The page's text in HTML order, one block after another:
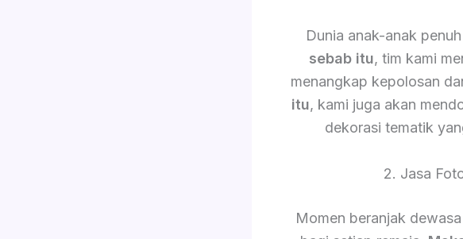
Dunia anak-anak
sebab itu, tim kami
menangkap kepolosan
itu, kami juga akan
dekorasi tematik
2. Jasa
Momen beranjak